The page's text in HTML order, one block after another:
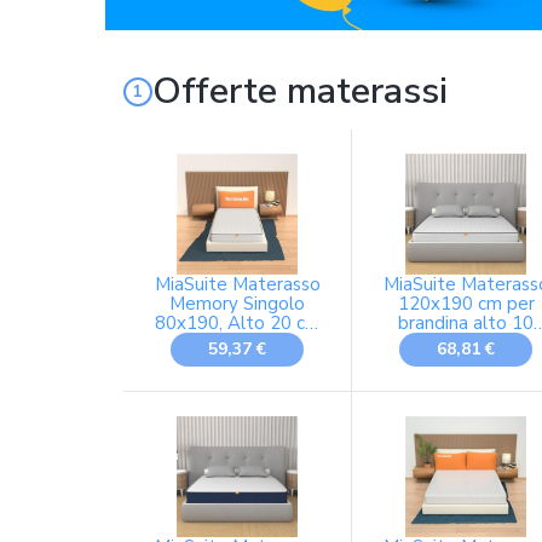
Offerte materassi
MiaSuite Materasso
Memory Singolo
80x190, Alto 20 cm
- 100% Made in
Italy - Anallergico,
Ortopedico,
Dispositivo Medico
| Primavera H20
59,37 €
MiaSuite
120x190 cm per
brandina alto 10
Cm - Una piazza e
Mezza, Waterfoam,
Primavera
68,81 €